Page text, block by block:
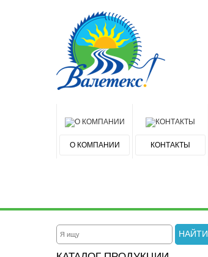
О КОМПАНИИ
КОНТАКТЫ
НАЙТИ